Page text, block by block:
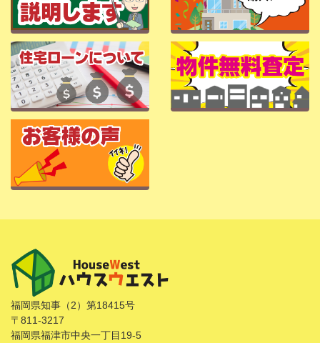
福岡県知事（2）第18415号
〒811-3217
福岡県福津市中央一丁目19-5